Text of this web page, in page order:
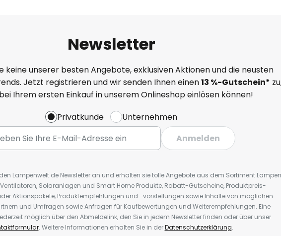
Newsletter
keine unserer besten Angebote, exklusiven Aktionen und die neusten
Jetzt registrieren und wir senden Ihnen einen13 %-Gutschein*
Ihrem ersten Einkauf in unserem Onlineshop einlösen können!
Privatkunde
Unternehmen
Anmelden
Lampenwelt.de Newsletter an und erhalten sie tolle Angebote aus dem Sortiment Lampen
Solaranlagen und Smart Home Produkte, Rabatt-Gutscheine, Produktpreis-
Aktionspakete, Produktempfehlungen und -vorstellungen sowie Inhalte von möglichen
und Umfragen sowie Anfragen für Kaufbewertungen und Weiterempfehlungen. Eine
möglich über den Abmeldelink, den Sie in jedem Newsletter finden oder über unser
. Weitere Informationen erhalten Sie in derDatenschutzerklärung.